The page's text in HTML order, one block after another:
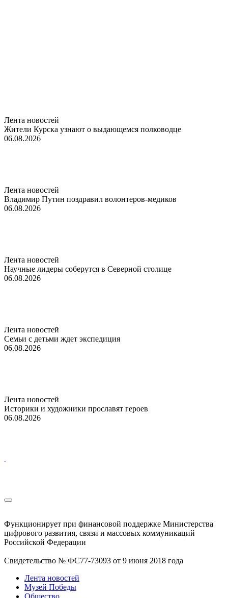
Лента новостей
Жители Курска узнают о выдающемся полководце
06.08.2026
Лента новостей
Владимир Путин поздравил волонтеров-медиков
06.08.2026
Лента новостей
Научные лидеры соберутся в Северной столице
06.08.2026
Лента новостей
Семьи с детьми ждет экспедиция
06.08.2026
Лента новостей
Историки и художники прославят героев
06.08.2026
Функционирует при финансовой поддержке Министерства
цифрового развития, связи и массовых коммуникаций
Российской Федерации
Свидетельство № ФС77-73093 от 9 июня 2018 года
Лента новостей
Музей Победы
Общество